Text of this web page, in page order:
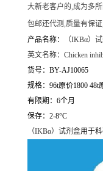
大新老客户的,成为多
包邮还代测,质量有保
产品名称：
（IKBα）
英文名称： Chicken
货号：BY-AJ10065
规格：96t原价1800 48t
有限期：6个月
保存：2-8°C
（IKBα）试剂盒用于